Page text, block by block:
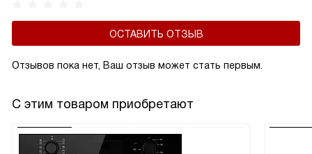
ОСТАВИТЬ ОТЗЫВ
Отзывов пока нет, Ваш отзыв может стать первым.
С этим товаром приобретают